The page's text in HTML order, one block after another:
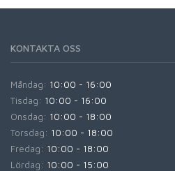
KONTAKTA OSS
Måndag: 10:00 - 16:00
Tisdag: 10:00 - 16:00
Onsdag: 10:00 - 18:00
Torsdag: 10:00 - 18:00
Fredag: 10:00 - 18:00
Lördag: 10:00 - 15:00